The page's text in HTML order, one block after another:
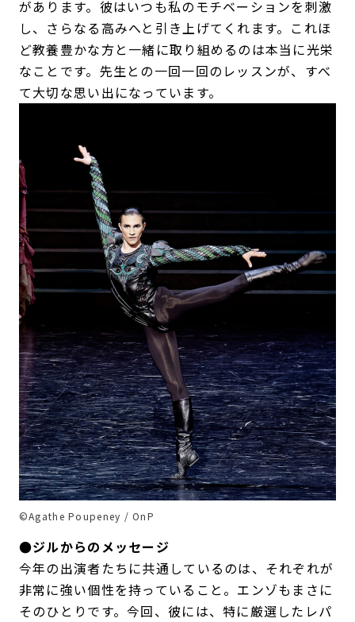
があります。彼はいつも私のモチベーションを刺激
し、さらなる高みへと引き上げてくれます。これほ
ど教養豊かな方と一緒に取り組めるのは本当に光栄
なことです。先生との一回一回のレッスンが、すべ
て大切な思い出になっています。
©Agathe Poupeney / OnP
●ジルからのメッセージ
今年の出演者たちに共通しているのは、それぞれが
非常に強い個性を持っていること。エンゾもまさに
そのひとりです。今回、彼には、特に厳選したレパ